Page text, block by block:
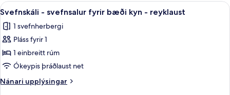
Skoða
allar
myndir
fyrir
Svefnskáli
-
svefnsalur
fyrir
Svefnskáli - svefnsalur fyrir bæði
6
Svefnskáli - svefnsalur fyrir bæði kyn - reyklaust
1 svefnherbergi
Pláss fyrir 1
1 einbreitt rúm
Ókeypis þráðlaust net
Nánari upplýsingar
Nánari